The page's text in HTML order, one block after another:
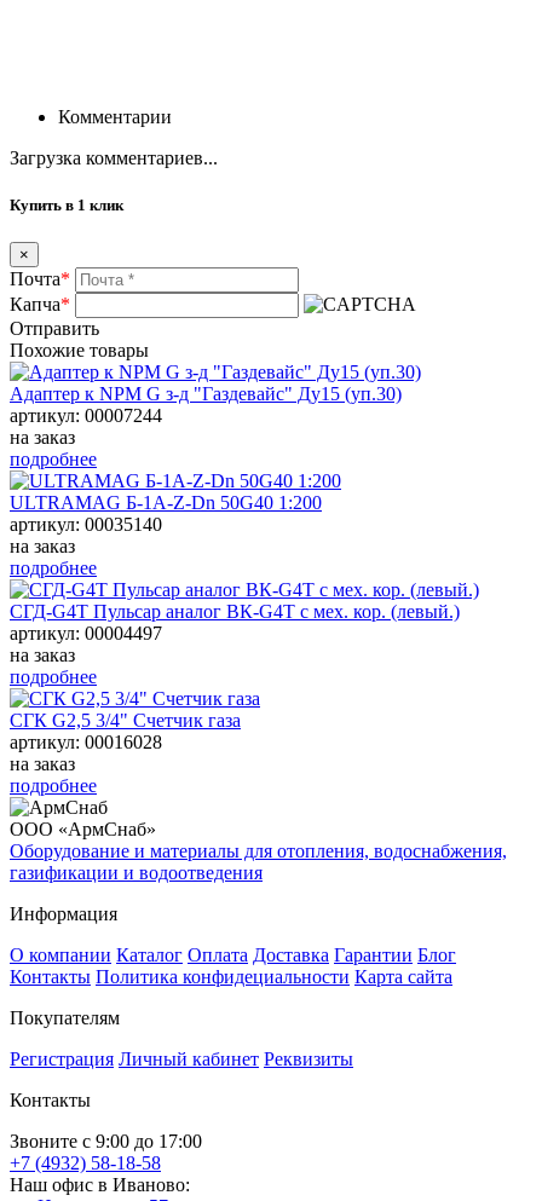
Комментарии
Загрузка комментариев...
Купить в 1 клик
×
Почта*
Капча*
Отправить
Похожие товары
Адаптер к NPM G з-д "Газдевайс" Ду15 (уп.30)
артикул: 00007244
на заказ
подробнее
ULTRAMAG Б-1А-Z-Dn 50G40 1:200
артикул: 00035140
на заказ
подробнее
СГД-G4Т Пульсар аналог ВК-G4Т с мех. кор. (левый.)
артикул: 00004497
на заказ
подробнее
СГК G2,5 3/4" Счетчик газа
артикул: 00016028
на заказ
подробнее
ООО «АрмСнаб»
Оборудование и материалы для отопления, водоснабжения,
газификации и водоотведения
Информация
О компании Каталог Оплата Доставка Гарантии Блог
Контакты Политика конфидециальности Карта сайта
Покупателям
Регистрация Личный кабинет Реквизиты
Контакты
Звоните с 9:00 до 17:00
+7 (4932) 58-18-58
Наш офис в Иваново: